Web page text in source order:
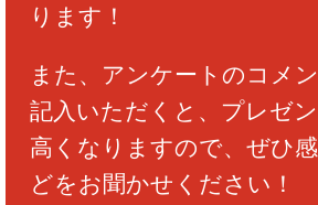
ります！
また、アンケートのコメ
記入いただくと、プレゼ
高くなりますので、ぜひ
どをお聞かせください！